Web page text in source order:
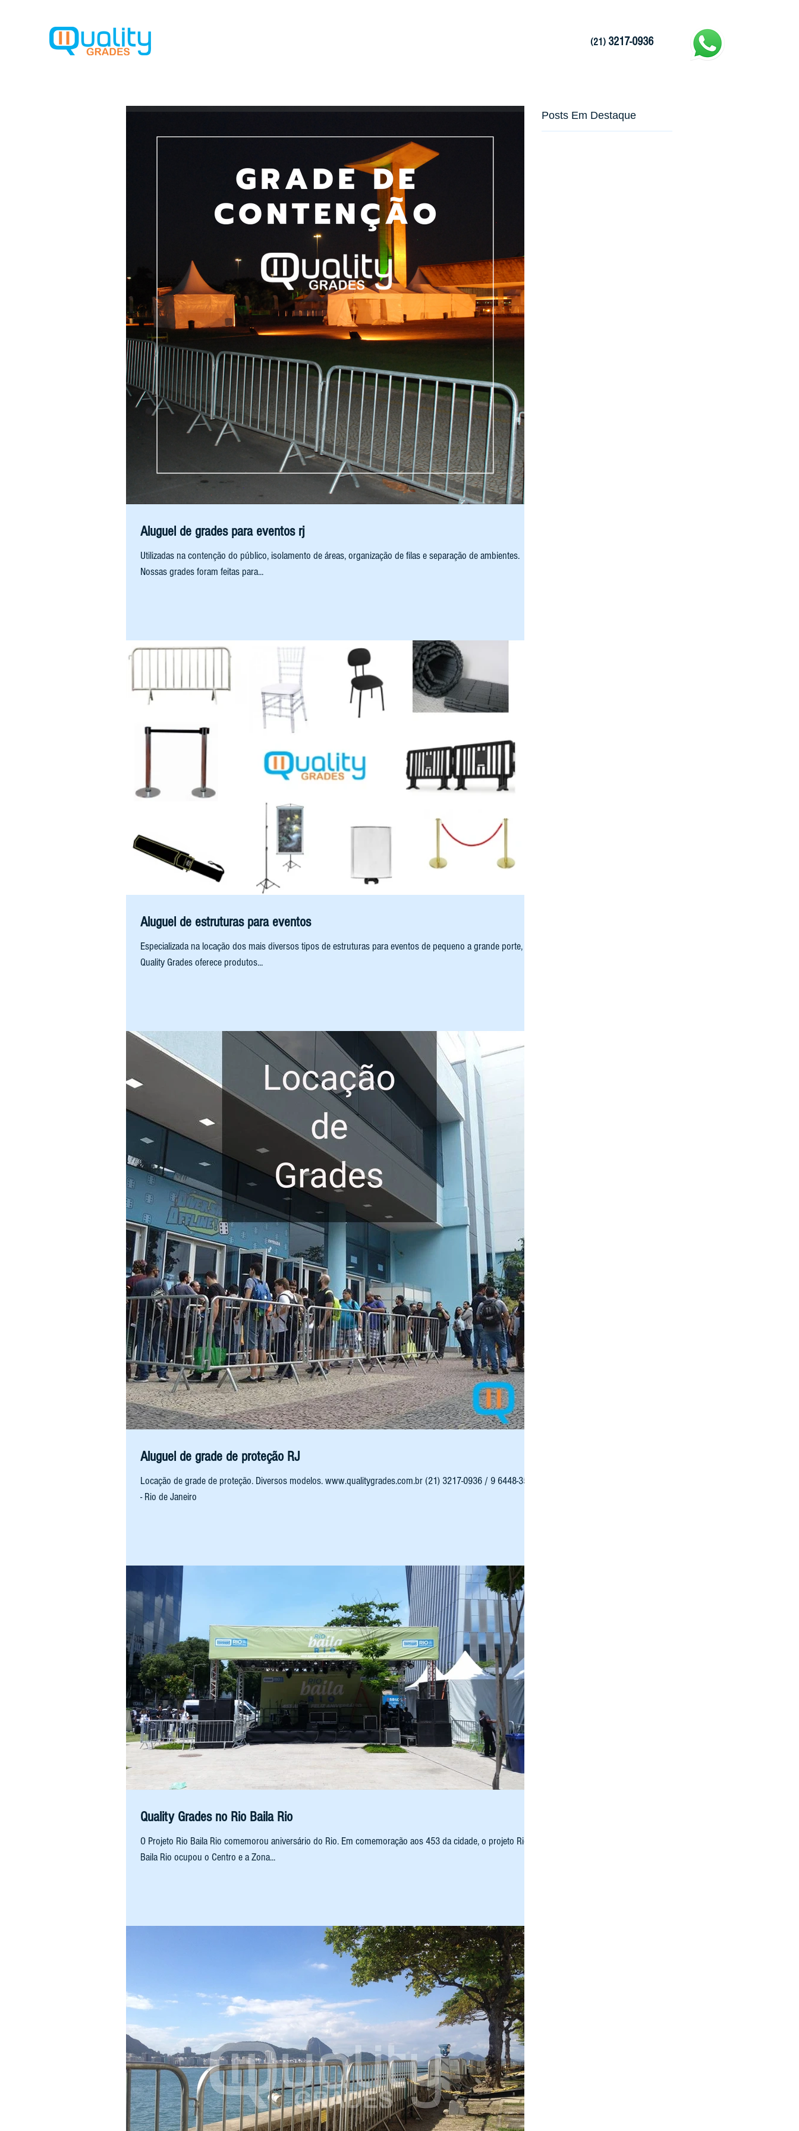
(21) 3217-0936
Aluguel de grades para eventos rj
Utilizadas na contenção do público, isolamento de áreas, organização de filas e separação de ambientes.
Nossas grades foram feitas para...
Aluguel de estruturas para eventos
Especializada na locação dos mais diversos tipos de estruturas para eventos de pequeno a grande porte, a
Quality Grades oferece produtos...
Aluguel de grade de proteção RJ
Locação de grade de proteção. Diversos modelos. www.qualitygrades.com.br (21) 3217-0936 / 9 6448-3516
- Rio de Janeiro
Quality Grades no Rio Baila Rio
O Projeto Rio Baila Rio comemorou aniversário do Rio. Em comemoração aos 453 da cidade, o projeto Rio
Baila Rio ocupou o Centro e a Zona...
Posts Em Destaque